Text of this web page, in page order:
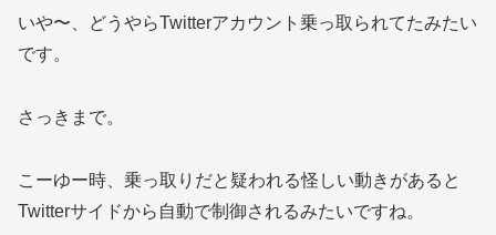
いや〜、どうやらTwitterアカウント乗っ取られてたみたい
です。
さっきまで。
こーゆー時、乗っ取りだと疑われる怪しい動きがあると
Twitterサイドから自動で制御されるみたいですね。